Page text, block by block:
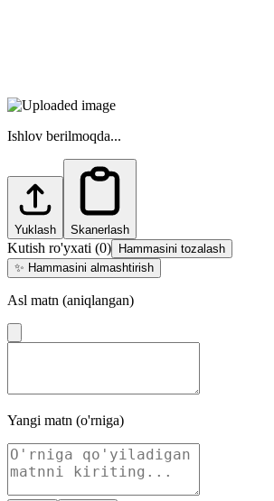
Ishlov berilmoqda...
Yuklash Skanerlash
Kutish ro'yxati (0)
Hammasini tozalash
✨ Hammasini almashtirish
Asl matn (aniqlangan)
Yangi matn (o'rniga)